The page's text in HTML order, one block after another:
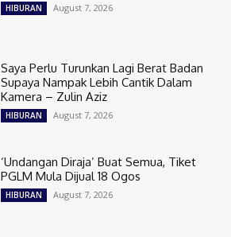
HIBURAN August 7, 2026
Saya Perlu Turunkan Lagi Berat Badan
Supaya Nampak Lebih Cantik Dalam
Kamera – Zulin Aziz
HIBURAN August 7, 2026
‘Undangan Diraja’ Buat Semua, Tiket
PGLM Mula Dijual 18 Ogos
HIBURAN August 7, 2026